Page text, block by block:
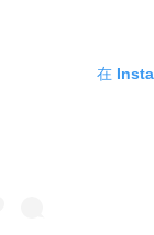
在